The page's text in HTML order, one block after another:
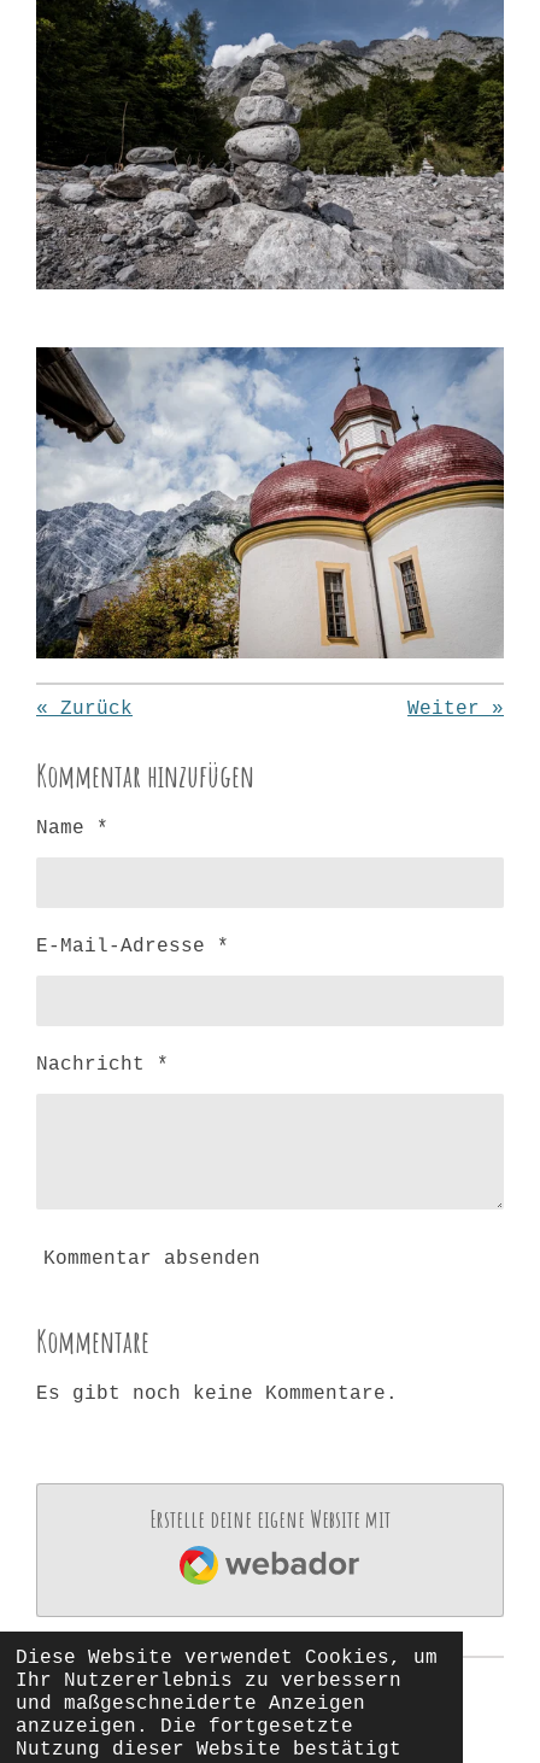
Diese Website verwendet Cookies, um
Ihr Nutzererlebnis zu verbessern
und maßgeschneiderte Anzeigen
anzuzeigen. Die fortgesetzte
Nutzung dieser Website bestätigt
« Zurück Weiter »
Kommentar hinzufügen
Name *
E-Mail-Adresse *
Nachricht *
Kommentar absenden
Kommentare
Es gibt noch keine Kommentare.
Erstelle deine eigene Website mit
Webador
I
n